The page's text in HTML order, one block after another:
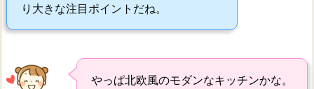
り大きな注目ポイントだね。
やっぱ北欧風のモダンなキッチンかな。